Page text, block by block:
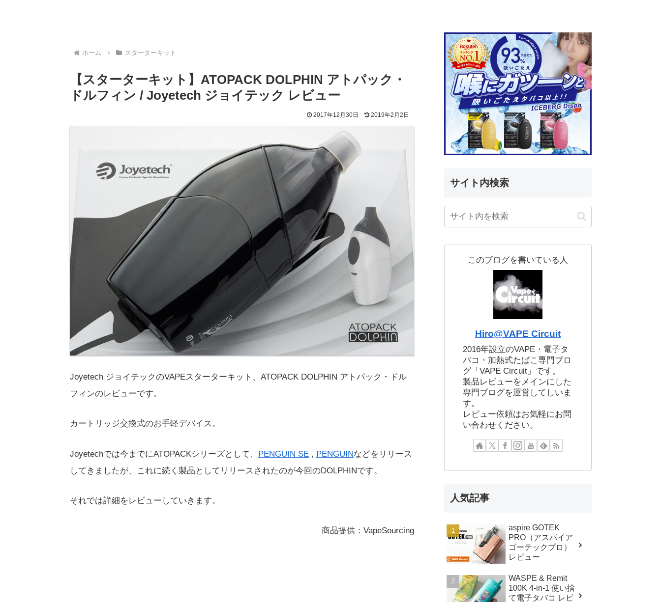
ホーム スターターキット
【スターターキット】ATOPACK DOLPHIN アトパック・
ドルフィン / Joyetech ジョイテック レビュー
2017年12月30日 2019年2月2日
Joyetech ジョイテックのVAPEスターターキット、ATOPACK DOLPHIN アトパック・ドル
フィンのレビューです。
カートリッジ交換式のお手軽デバイス。
Joyetechでは今までにATOPACKシリーズとして、 PENGUIN SE , PENGUINなどをリリース
してきましたが、これに続く製品としてリリースされたのが今回のDOLPHINです。
それでは詳細をレビューしていきます。
商品提供：VapeSourcing
サイト内検索
このブログを書いている人
Hiro@VAPE Circuit
2016年設立のVAPE・電子タ
バコ・加熱式たばこ専門ブロ
グ「VAPE Circuit」です。
製品レビューをメインにした
専門ブログを運営してしいま
す。
レビュー依頼はお気軽にお問
い合わせください。
人気記事
aspire GOTEK
PRO（アスパイア
ゴーテックプロ）
レビュー
WASPE & Remit
100K 4-in-1 使い捨
て電子タバコ レビ